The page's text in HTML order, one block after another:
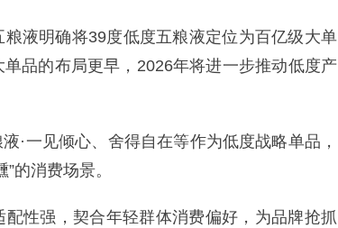
液明确将39度低度五粮液定位为百亿级大单
品的布局更早，2026年将进一步推动低度产
·一见倾心、舍得自在等作为低度战略单品，
的消费场景。
性强，契合年轻群体消费偏好，为品牌抢抓